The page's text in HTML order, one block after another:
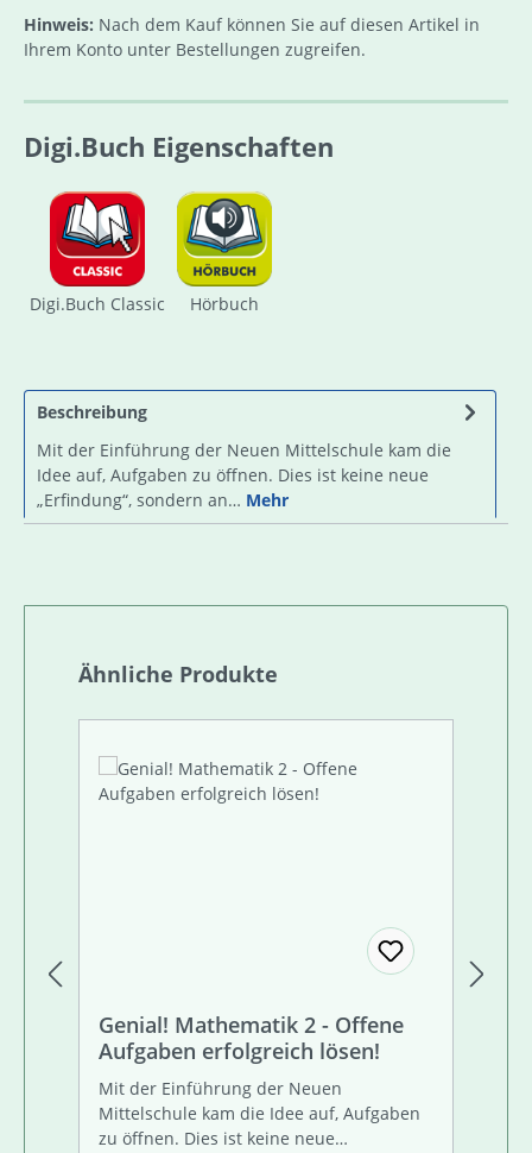
Hinweis: Nach dem Kauf können Sie auf diesen Artikel in
Ihrem Konto unter Bestellungen zugreifen.
Digi.Buch Eigenschaften
Digi.Buch Classic Hörbuch
Beschreibung
Mit der Einführung der Neuen Mittelschule kam die
Idee auf, Aufgaben zu öffnen. Dies ist keine neue
„Erfindung“, sondern an… Mehr
Produktgalerie überspringen
Ähnliche Produkte
Genial! Mathematik 2 - Offene
Aufgaben erfolgreich lösen!
Mit der Einführung der Neuen
Mittelschule kam die Idee auf, Aufgaben
zu öffnen. Dies ist keine neue